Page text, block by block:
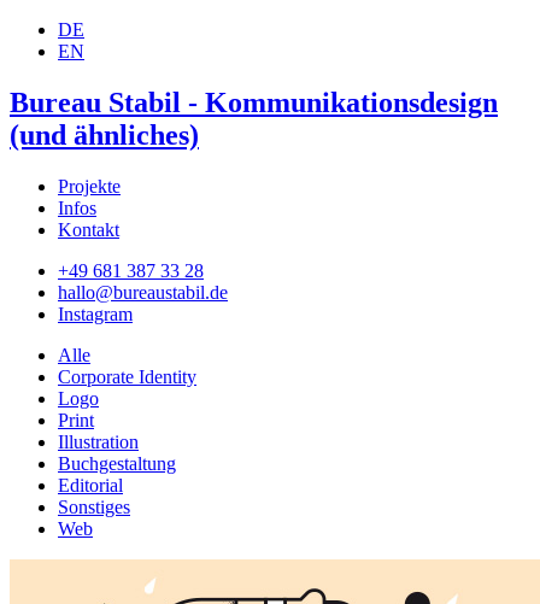
DE
EN
Bureau Stabil - Kommunikationsdesign
(und ähnliches)
Projekte
Infos
Kontakt
+49 681 387 33 28
hallo@bureaustabil.de
Instagram
Alle
Corporate Identity
Logo
Print
Illustration
Buchgestaltung
Editorial
Sonstiges
Web